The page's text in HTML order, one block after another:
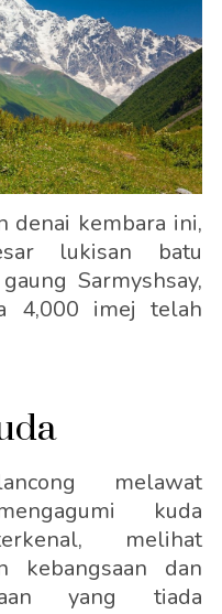
denai kembara ini,
lukisan batu
Sarmyshsay,
4,000 imej telah
melawat
kuda
melihat
kebangsaan dan
yang tiada